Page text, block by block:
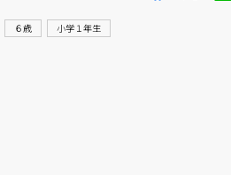
６歳 小学１年生